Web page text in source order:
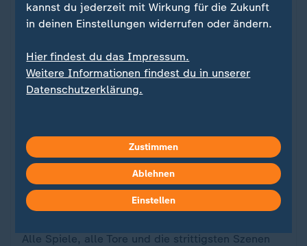
Sport
Die Höhepunkte des Bundesliga-
Spieltags
Alle Spiele, alle Tore und die strittigsten Szenen
kannst du jederzeit mit Wirkung für die Zukunft
in deinen Einstellungen widerrufen oder ändern.
Hier findest du das Impressum.
Weitere Informationen findest du in unserer
Datenschutzerklärung.
Zustimmen
Ablehnen
Einstellen